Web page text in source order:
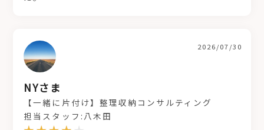
NYさま
2026/07/30
【一緒に片付け】整理収納コンサルティング
担当スタッフ:八木田